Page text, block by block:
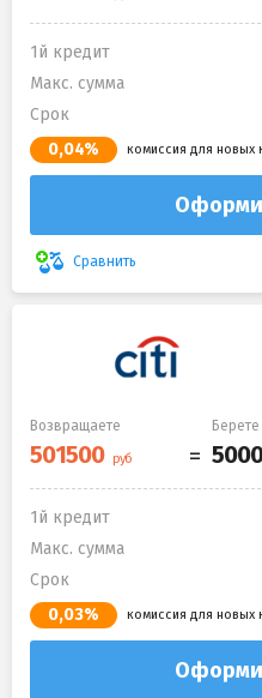
1й кредит
Макс. сумма
Срок
0,04% комиссия для новых
Сравнить
Возвращаете Берете
1й кредит
Макс. сумма
Срок
0,03% комиссия для новых